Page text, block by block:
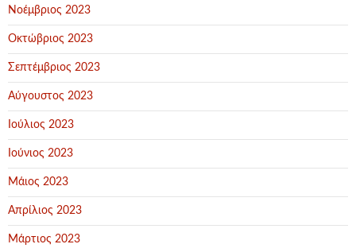
Νοέμβριος 2023
Οκτώβριος 2023
Σεπτέμβριος 2023
Αύγουστος 2023
Ιούλιος 2023
Ιούνιος 2023
Μάιος 2023
Απρίλιος 2023
Μάρτιος 2023